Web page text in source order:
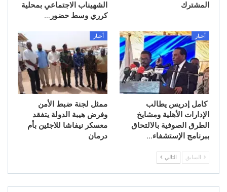
المشترك
الشهيناب الاجتماعي بمحلية
كرري وسط حضور…
أخبار
كامل إدريس يطالب
الإدارات الأهلية ومشايخ
الطرق الصوفية بالالتحاق
ببرنامج الإستشفاء…
أخبار
ممثل لجنة ضبط الأمن
وفرض هيبة الدولة يتفقد
معسكر نيفاشا للاجئين بأم
درمان
السابق التالي